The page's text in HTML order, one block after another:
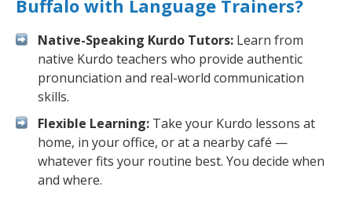
Buffalo with Language Trainers?
Native-Speaking Kurdo Tutors: Learn from
native Kurdo teachers who provide authentic
pronunciation and real-world communication
skills.
Flexible Learning: Take your Kurdo lessons at
home, in your office, or at a nearby café —
whatever fits your routine best. You decide when
and where.